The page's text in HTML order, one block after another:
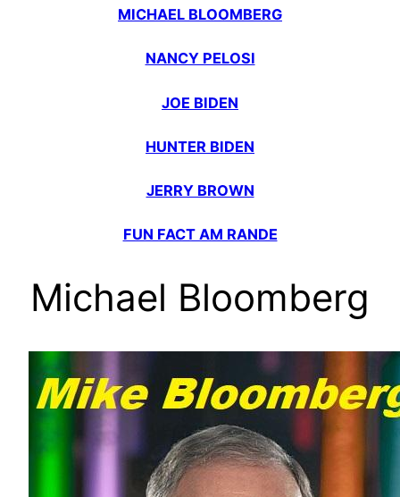
MICHAEL BLOOMBERG
NANCY PELOSI
JOE BIDEN
HUNTER BIDEN
JERRY BROWN
FUN FACT AM RANDE
Michael Bloomberg